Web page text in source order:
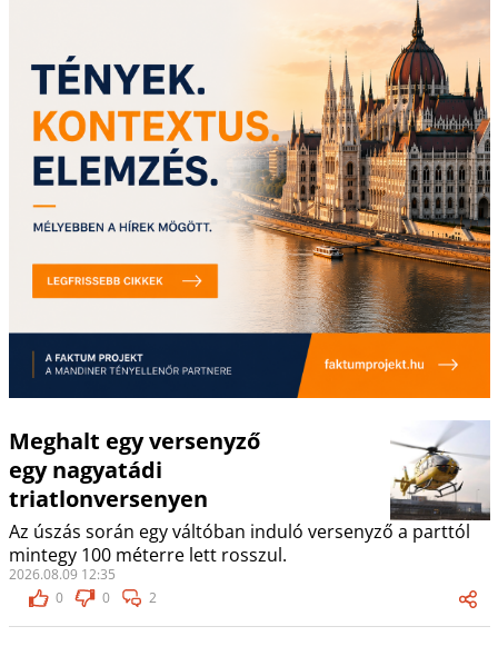
Meghalt egy versenyző
egy nagyatádi
triatlonversenyen
Az úszás során egy váltóban induló versenyző a parttól
mintegy 100 méterre lett rosszul.
2026.08.09 12:35
0
0 2